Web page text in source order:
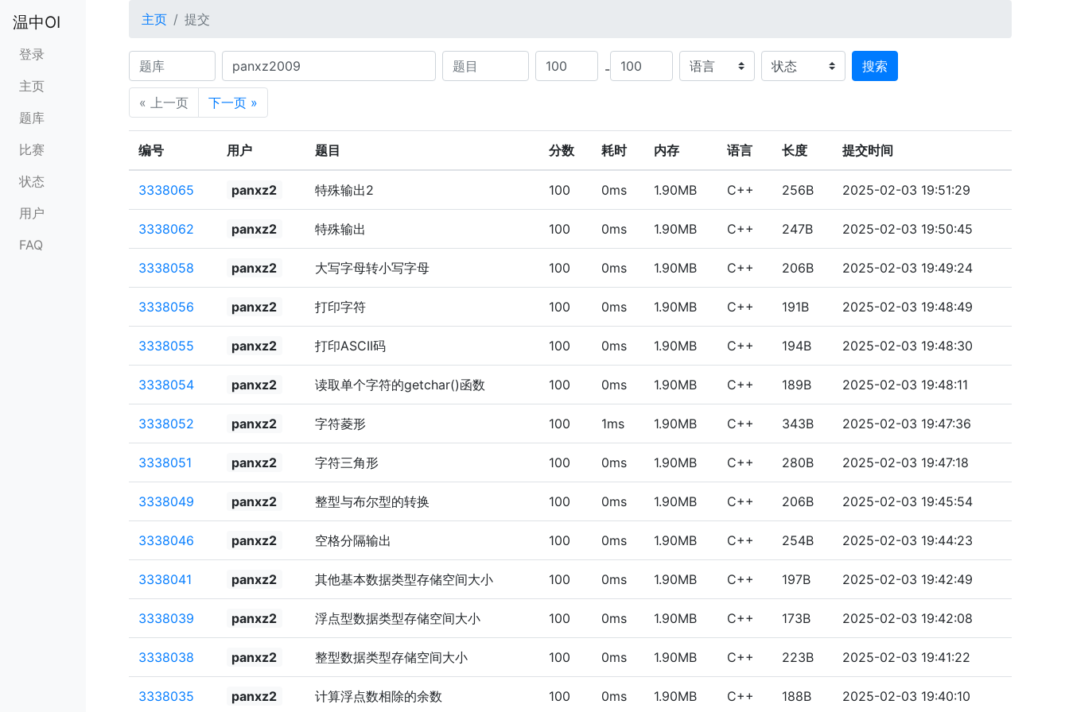
温中OI
登录
主页
题库
比赛
状态
用户
FAQ
主页 提交
题库
用户
题目 score-min -
score-max
语言
状态 搜索
« 上一页 下一页 »
编号 用户 题目 分数 耗时 内存 语言 长度 提交时间
3338065 panxz2 特殊输出2 100 0ms 1.90MB C++ 256B 2025-02-03 19:51:29
3338062 panxz2 特殊输出 100 0ms 1.90MB C++ 247B 2025-02-03 19:50:45
3338058 panxz2 大写字母转小写字母 100 0ms 1.90MB C++ 206B 2025-02-03 19:49:24
3338056 panxz2 打印字符 100 0ms 1.90MB C++ 191B 2025-02-03 19:48:49
3338055 panxz2 打印ASCII码 100 0ms 1.90MB C++ 194B 2025-02-03 19:48:30
3338054 panxz2 读取单个字符的getchar()函数 100 0ms 1.90MB C++ 189B 2025-02-03 19:48:11
3338052 panxz2 字符菱形 100 1ms 1.90MB C++ 343B 2025-02-03 19:47:36
3338051 panxz2 字符三角形 100 0ms 1.90MB C++ 280B 2025-02-03 19:47:18
3338049 panxz2 整型与布尔型的转换 100 0ms 1.90MB C++ 206B 2025-02-03 19:45:54
3338046 panxz2 空格分隔输出 100 0ms 1.90MB C++ 254B 2025-02-03 19:44:23
3338041 panxz2 其他基本数据类型存储空间大小 100 0ms 1.90MB C++ 197B 2025-02-03 19:42:49
3338039 panxz2 浮点型数据类型存储空间大小 100 0ms 1.90MB C++ 173B 2025-02-03 19:42:08
3338038 panxz2 整型数据类型存储空间大小 100 0ms 1.90MB C++ 223B 2025-02-03 19:41:22
3338035 panxz2 计算浮点数相除的余数 100 0ms 1.90MB C++ 188B 2025-02-03 19:40:10